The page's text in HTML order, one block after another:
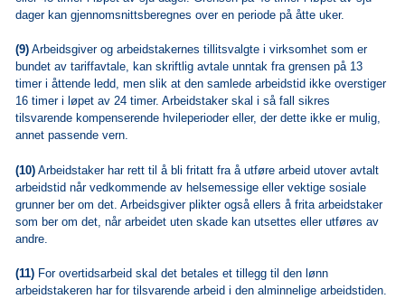
dager kan gjennomsnittsberegnes over en periode på åtte uker.
(9) Arbeidsgiver og arbeidstakernes tillitsvalgte i virksomhet som er
bundet av tariffavtale, kan skriftlig avtale unntak fra grensen på 13
timer i åttende ledd, men slik at den samlede arbeidstid ikke overstiger
16 timer i løpet av 24 timer. Arbeidstaker skal i så fall sikres
tilsvarende kompenserende hvileperioder eller, der dette ikke er mulig,
annet passende vern.
(10) Arbeidstaker har rett til å bli fritatt fra å utføre arbeid utover avtalt
arbeidstid når vedkommende av helsemessige eller vektige sosiale
grunner ber om det. Arbeidsgiver plikter også ellers å frita arbeidstaker
som ber om det, når arbeidet uten skade kan utsettes eller utføres av
andre.
(11) For overtidsarbeid skal det betales et tillegg til den lønn
arbeidstakeren har for tilsvarende arbeid i den alminnelige arbeidstiden.